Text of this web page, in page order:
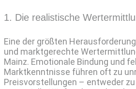
1. Die realistische
Eine der größten
und marktgerechte
Mainz. Emotionale Bindung und
Marktkenntnisse führen oft zu
Preisvorstellungen – entweder